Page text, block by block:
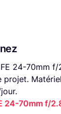
24-70mm
projet.
24-70mm f/